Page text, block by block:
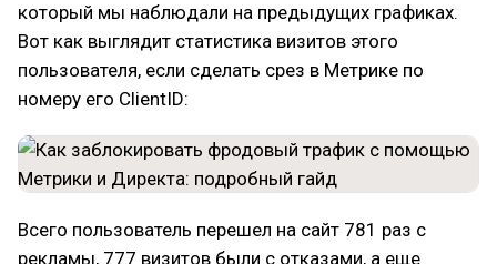
который мы наблюдали на предыдущих графиках.
Вот как выглядит статистика визитов этого
пользователя, если сделать срез в Метрике по
номеру его ClientID:
Всего пользователь перешел на сайт 781 раз с
рекламы, 777 визитов были с отказами, а еще